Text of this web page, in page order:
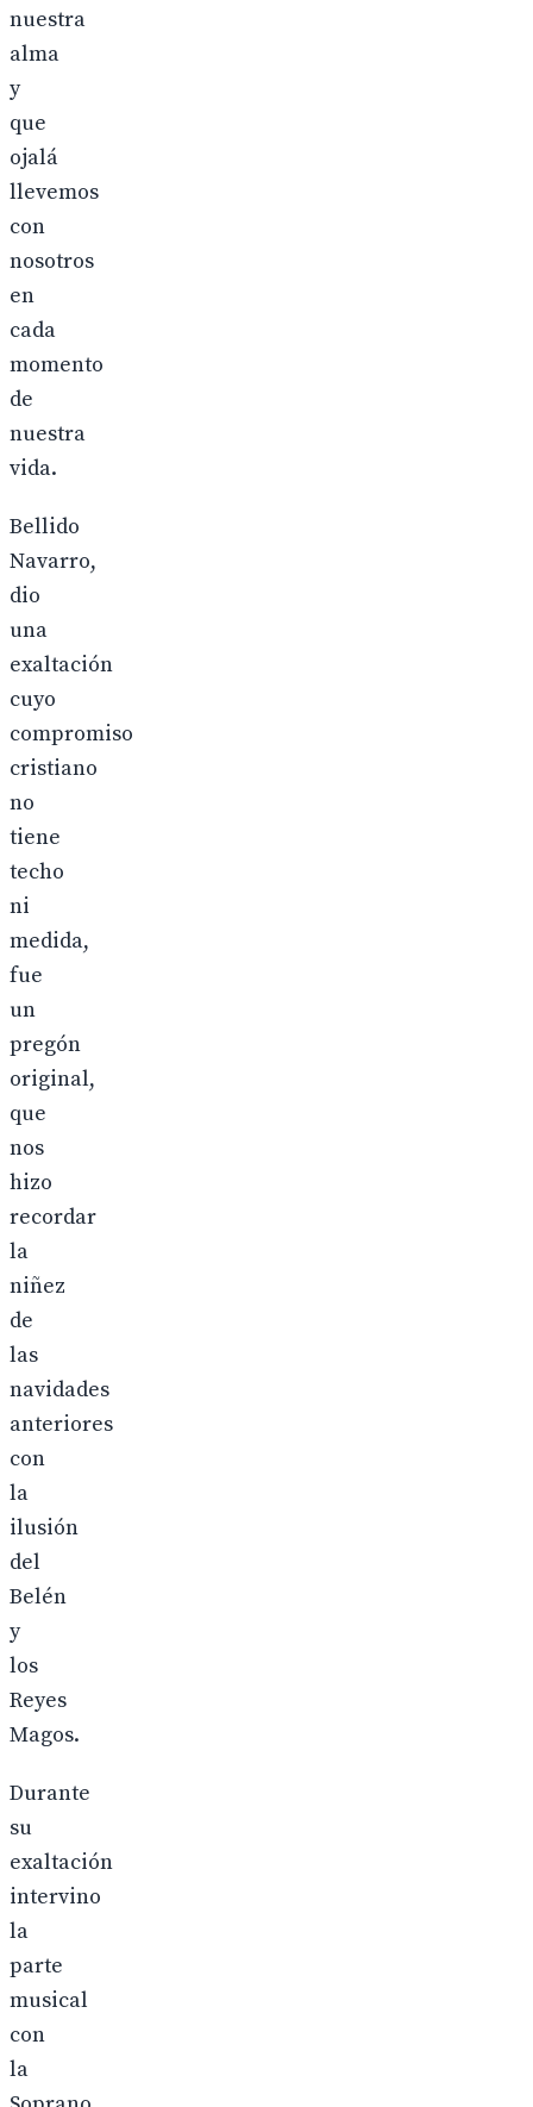
nuestra
alma
y
que
ojalá
llevemos
con
nosotros
en
cada
momento
de
nuestra
vida.
Bellido
Navarro,
dio
una
exaltación
cuyo
compromiso
cristiano
no
tiene
techo
ni
medida,
fue
un
pregón
original,
que
nos
hizo
recordar
la
niñez
de
las
navidades
anteriores
con
la
ilusión
del
Belén
y
los
Reyes
Magos.
Durante
su
exaltación
intervino
la
parte
musical
con
la